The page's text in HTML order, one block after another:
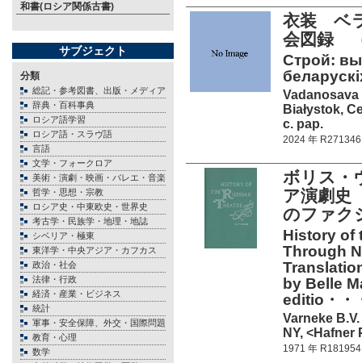
和書(ロシア関係古書)
サブジェクト
分類
総記・参考図書、出版・メディア
辞典・百科事典
ロシア語学習
ロシア語・スラヴ語
言語
文学・フォークロア
美術・演劇・映画・バレエ・音楽
哲学・思想・宗教
ロシア史・中東欧史・世界史
考古学・民族学・地理・地誌
シベリア・極東
東洋学・中央アジア・カフカス
政治・社会
法律・行政
経済・産業・ビジネス
統計
軍事・安全保障、外交・国際問題
教育・心理
数学
衣装 ベ
会図録
Стрoй:
Vadanosava
Białystok,
c. pap.
2024 年 R271346
ボリス・
ア演劇史
のファク
History of
Through
by Belle
editio・・
Varneke B.V.
NY,
1971 年 R181954